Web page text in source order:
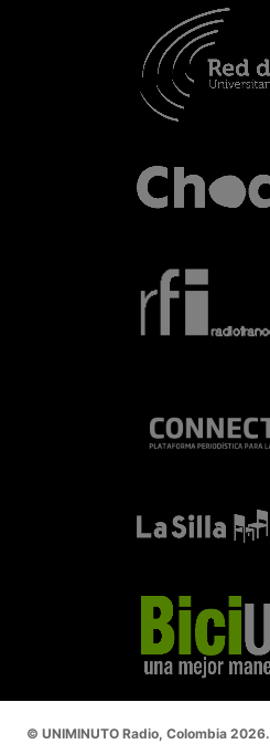
© UNIMINUTO Radio, Colombia 2026.